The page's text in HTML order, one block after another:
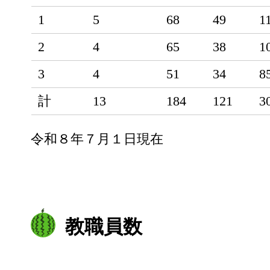
1
5 68 49
2
4 65 38
3
4 51 34
計
13 184 121
令和８年７月１日現在
教職員数